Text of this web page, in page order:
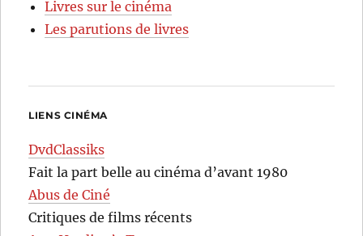
Livres sur le cinéma
Les parutions de livres
LIENS CINÉMA
DvdClassiks
Fait la part belle au cinéma d’avant 1980
Abus de Ciné
Critiques de films récents